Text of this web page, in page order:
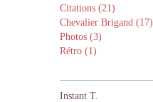
Citations (21)
Chevalier Brigand (17)
Photos (3)
Rétro (1)
Instant T.